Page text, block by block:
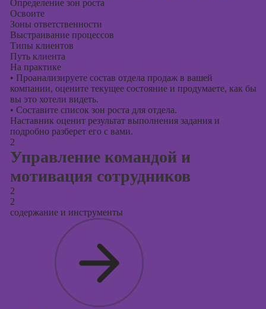
Определение зон роста
Освоите
Зоны ответственности
Выстраивание процессов
Типы клиентов
Путь клиента
На практике
• Проанализируете состав отдела продаж в вашей
компании, оцените текущее состояние и продумаете, как бы
вы это хотели видеть.
• Составите список зон роста для отдела.
Наставник оценит результат выполнения задания и
подробно разберет его с вами.
2
Управление командой и
мотивация сотрудников
2
2
содержание и инструменты